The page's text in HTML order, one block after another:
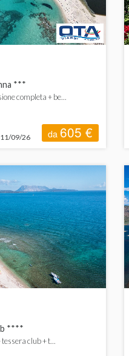
***
completa + be...
09/26 da 605 €
****
club + t...